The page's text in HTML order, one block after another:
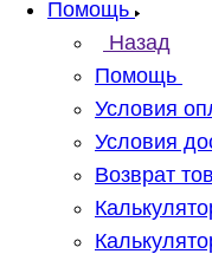
Помощь
Назад
Помощь
Условия
Условия
Возврат